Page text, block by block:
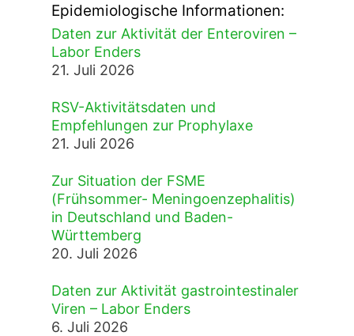
Epidemiologische Informationen:
Daten zur Aktivität der Enteroviren –
Labor Enders
21. Juli 2026
RSV-Aktivitätsdaten und
Empfehlungen zur Prophylaxe
21. Juli 2026
Zur Situation der FSME
(Frühsommer- Meningoenzephalitis)
in Deutschland und Baden-
Württemberg
20. Juli 2026
Daten zur Aktivität gastrointestinaler
Viren – Labor Enders
6. Juli 2026